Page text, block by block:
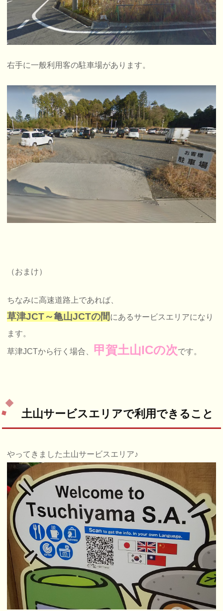
右手に一般利用客の駐車場があります。
（おまけ）
ちなみに高速道路上であれば、
草津JCT～亀山JCTの間にあるサービスエリアになり
ます。
草津JCTから行く場合、 甲賀土山ICの次です。
土山サービスエリアで利用できること
やってきました土山サービスエリア♪